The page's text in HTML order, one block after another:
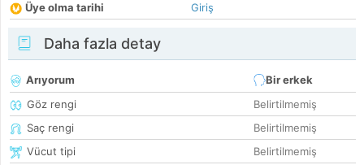
Üye olma tarihi
Giriş
Daha fazla detay
Arıyorum
Bir erkek
Göz rengi
Belirtilmemiş
Saç rengi
Belirtilmemiş
Vücut tipi
Belirtilmemiş